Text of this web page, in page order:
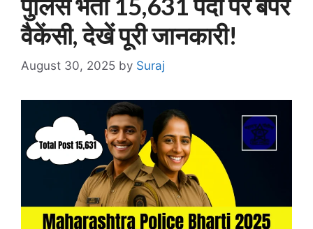
वैकेंसी, देखें पूरी जानकारी!
August 30, 2025 by Suraj